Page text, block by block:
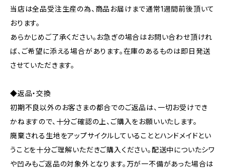
当店は全品受注生産の為、商品お届けまで通常1週間前後頂いて
おります。
あらかじめご了承ください。お急ぎの場合はお問い合わせ頂けれ
ば、ご希望に添える場合があります。在庫のあるものは即日発送
させていただきます。
◆返品・交換
初期不良以外のお客さまの都合でのご返品は、一切お受けでき
かねますので、十分ご確認の上、ご購入をお願いいたします。
廃棄される生地をアップサイクルしていることとハンドメイドとい
うことを十分ご理解いただきご購入ください。配送中についたシワ
や凹みもご返品の対象外となります。万が一不備があった場合は